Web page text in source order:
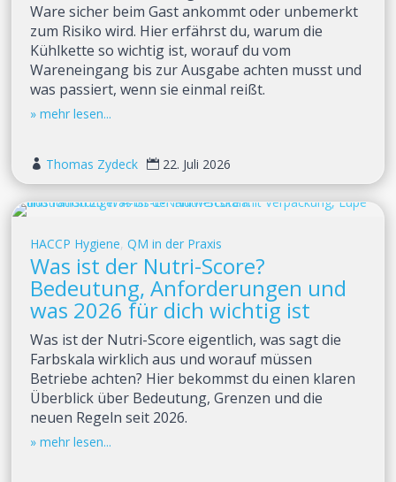
Ware sicher beim Gast ankommt oder unbemerkt
zum Risiko wird. Hier erfährst du, warum die
Kühlkette so wichtig ist, worauf du vom
Wareneingang bis zur Ausgabe achten musst und
was passiert, wenn sie einmal reißt.
 Thomas Zydeck  22. Juli 2026
HACCP Hygiene,QM in der Praxis
Was ist der Nutri-Score?
Bedeutung, Anforderungen und
was 2026 für dich wichtig ist
Was ist der Nutri-Score eigentlich, was sagt die
Farbskala wirklich aus und worauf müssen
Betriebe achten? Hier bekommst du einen klaren
Überblick über Bedeutung, Grenzen und die
neuen Regeln seit 2026.